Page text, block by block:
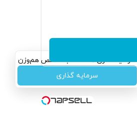
سرمایه‌گذاری همسنگ با شاخص هم‌وزن
سرمایه گذاری